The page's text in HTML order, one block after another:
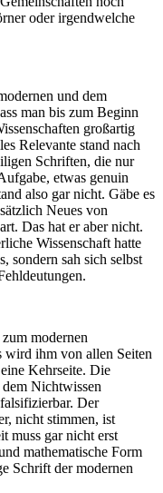
oder irgendwelche
und dem
man bis zum Beginn
großartig
Relevante stand nach
Schriften, die nur
etwas genuin
also gar nicht. Gäbe es
Neues von
Das hat er aber nicht.
Wissenschaft hatte
sondern sah sich selbst
modernen
wird ihm von allen Seiten
Kehrseite. Die
Nichtwissen
Der
nicht stimmen, ist
muss gar nicht erst
mathematische Form
Schrift der modernen